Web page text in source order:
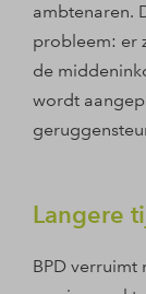
ambtenaren.
probleem: er
de
wordt
Langere
BPD